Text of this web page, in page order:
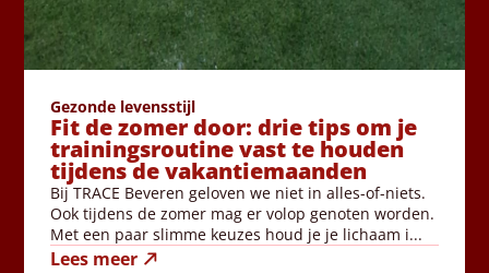
Gezonde levensstijl
Fit de zomer door: drie tips om je
trainingsroutine vast te houden
tijdens de vakantiemaanden
Bij TRACE Beveren geloven we niet in alles-of-niets.
Ook tijdens de zomer mag er volop genoten worden.
Met een paar slimme keuzes houd je je lichaam i...
Lees meer